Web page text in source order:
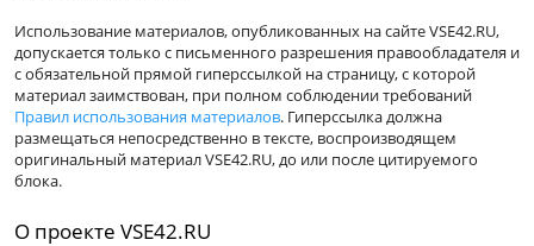
Использование материалов, опубликованных на сайте VSE42.RU,
допускается только с письменного разрешения правообладателя и
с обязательной прямой гиперссылкой на страницу, с которой
материал заимствован, при полном соблюдении требований
Правил использования материалов. Гиперссылка должна
размещаться непосредственно в тексте, воспроизводящем
оригинальный материал VSE42.RU, до или после цитируемого
блока.
О проекте VSE42.RU